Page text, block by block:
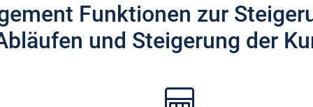
Funktionen zur
und Steigerung der